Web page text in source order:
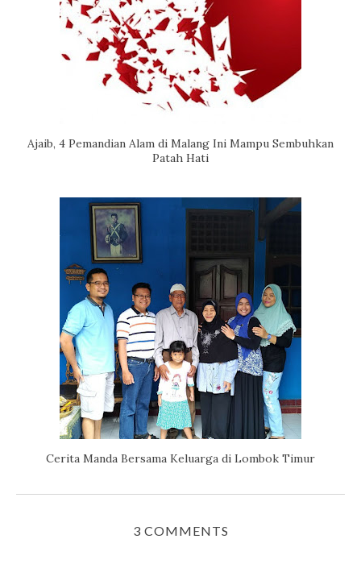
Ajaib, 4 Pemandian Alam di Malang Ini Mampu Sembuhkan
Patah Hati
Cerita Manda Bersama Keluarga di Lombok Timur
3 COMMENTS